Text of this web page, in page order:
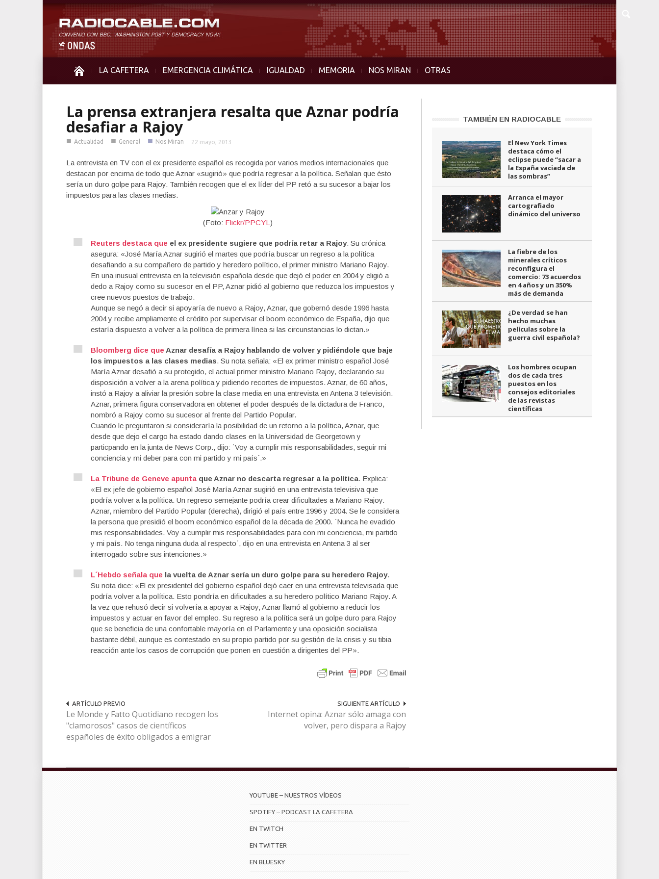
LA CAFETERA EMERGENCIA CLIMÁTICA IGUALDAD MEMORIA NOS MIRAN OTRAS
La prensa extranjera resalta que Aznar podría
desafiar a Rajoy
■ Actualidad ■ General ■ Nos Miran 22 mayo, 2013
La entrevista en TV con el ex presidente español es recogida por varios medios internacionales que
destacan por encima de todo que Aznar «sugirió» que podría regresar a la política. Señalan que ésto
sería un duro golpe para Rajoy. También recogen que el ex líder del PP retó a su sucesor a bajar los
impuestos para las clases medias.
(Foto: Flickr/PPCYL )
Reuters destaca que el ex presidente sugiere que podría retar a Rajoy. Su crónica
asegura: «José María Aznar sugirió el martes que podría buscar un regreso a la política
desafiando a su compañero de partido y heredero político, el primer ministro Mariano Rajoy.
En una inusual entrevista en la televisión española desde que dejó el poder en 2004 y eligió a
dedo a Rajoy como su sucesor en el PP, Aznar pidió al gobierno que reduzca los impuestos y
cree nuevos puestos de trabajo.
Aunque se negó a decir si apoyaría de nuevo a Rajoy, Aznar, que gobernó desde 1996 hasta
2004 y recibe ampliamente el crédito por supervisar el boom económico de España, dijo que
estaría dispuesto a volver a la política de primera línea si las circunstancias lo dictan.»
Bloomberg dice que Aznar desafía a Rajoy hablando de volver y pidiéndole que baje
los impuestos a las clases medias. Su nota señala: «El ex primer ministro español José
María Aznar desafió a su protegido, el actual primer ministro Mariano Rajoy, declarando su
disposición a volver a la arena política y pidiendo recortes de impuestos. Aznar, de 60 años,
instó a Rajoy a aliviar la presión sobre la clase media en una entrevista en Antena 3 televisión.
Aznar, primera figura conservadora en obtener el poder después de la dictadura de Franco,
nombró a Rajoy como su sucesor al frente del Partido Popular.
Cuando le preguntaron si consideraría la posibilidad de un retorno a la política, Aznar, que
desde que dejo el cargo ha estado dando clases en la Universidad de Georgetown y
particpando en la junta de News Corp., dijo: `Voy a cumplir mis responsabilidades, seguir mi
conciencia y mi deber para con mi partido y mi país´.»
La Tribune de Geneve apunta que Aznar no descarta regresar a la política. Explica:
«El ex jefe de gobierno español José María Aznar sugirió en una entrevista televisiva que
podría volver a la política. Un regreso semejante podría crear dificultades a Mariano Rajoy.
Aznar, miembro del Partido Popular (derecha), dirigió el país entre 1996 y 2004. Se le considera
la persona que presidió el boom económico español de la década de 2000. `Nunca he evadido
mis responsabilidades. Voy a cumplir mis responsabilidades para con mi conciencia, mi partido
y mi país. No tenga ninguna duda al respecto´, dijo en una entrevista en Antena 3 al ser
interrogado sobre sus intenciones.»
L´Hebdo señala que la vuelta de Aznar sería un duro golpe para su heredero Rajoy.
Su nota dice: «El ex presidentel del gobierno español dejó caer en una entrevista televisada que
podría volver a la política. Esto pondría en dificultades a su heredero político Mariano Rajoy. A
la vez que rehusó decir si volvería a apoyar a Rajoy, Aznar llamó al gobierno a reducir los
impuestos y actuar en favor del empleo. Su regreso a la política será un golpe duro para Rajoy
que se beneficia de una confortable mayoría en el Parlamente y una oposición socialista
bastante débil, aunque es contestado en su propio partido por su gestión de la crisis y su tibia
reacción ante los casos de corrupción que ponen en cuestión a dirigentes del PP».
ARTÍCULO PREVIO
Le Monde y Fatto Quotidiano recogen los
"clamorosos" casos de científicos
españoles de éxito obligados a emigrar
SIGUIENTE ARTÍCULO
Internet opina: Aznar sólo amaga con
volver, pero dispara a Rajoy
TAMBIÉN EN RADIOCABLE
El New York Times
destaca cómo el
eclipse puede “sacar a
la España vaciada de
las sombras”
Arranca el mayor
cartografiado
dinámico del universo
La fiebre de los
minerales críticos
reconfigura el
comercio: 73 acuerdos
en 4 años y un 350%
más de demanda
¿De verdad se han
hecho muchas
películas sobre la
guerra civil española?
Los hombres ocupan
dos de cada tres
puestos en los
consejos editoriales
de las revistas
científicas
YOUTUBE – NUESTROS VÍDEOS
SPOTIFY – PODCAST LA CAFETERA
EN TWITCH
EN TWITTER
EN BLUESKY